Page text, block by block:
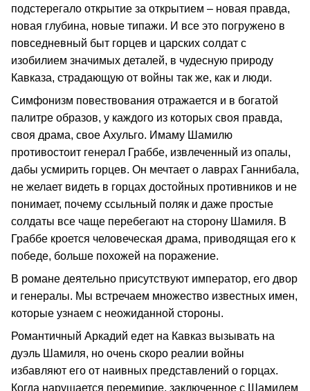
подстерегало открытие за открытием – новая правда,
новая глубина, новые типажи. И все это погружено в
повседневный быт горцев и царских солдат с
изобилием значимых деталей, в чудесную природу
Кавказа, страдающую от войны так же, как и люди.
Симфонизм повествования отражается и в богатой
палитре образов, у каждого из которых своя правда,
своя драма, свое Ахульго. Имаму Шамилю
противостоит генерал Граббе, извлеченный из опалы,
дабы усмирить горцев. Он мечтает о лаврах Ганнибала,
не желает видеть в горцах достойных противников и не
понимает, почему ссыльный поляк и даже простые
солдаты все чаще перебегают на сторону Шамиля. В
Граббе кроется человеческая драма, приводящая его к
победе, больше похожей на поражение.
В романе деятельно присутствуют император, его двор
и генералы. Мы встречаем множество известных имен,
которые узнаем с неожиданной стороны.
Романтичный Аркадий едет на Кавказ вызывать на
дуэль Шамиля, но очень скоро реалии войны
избавляют его от наивных представлений о горцах.
Когда нарушается перемирие, заключенное с Шамилем